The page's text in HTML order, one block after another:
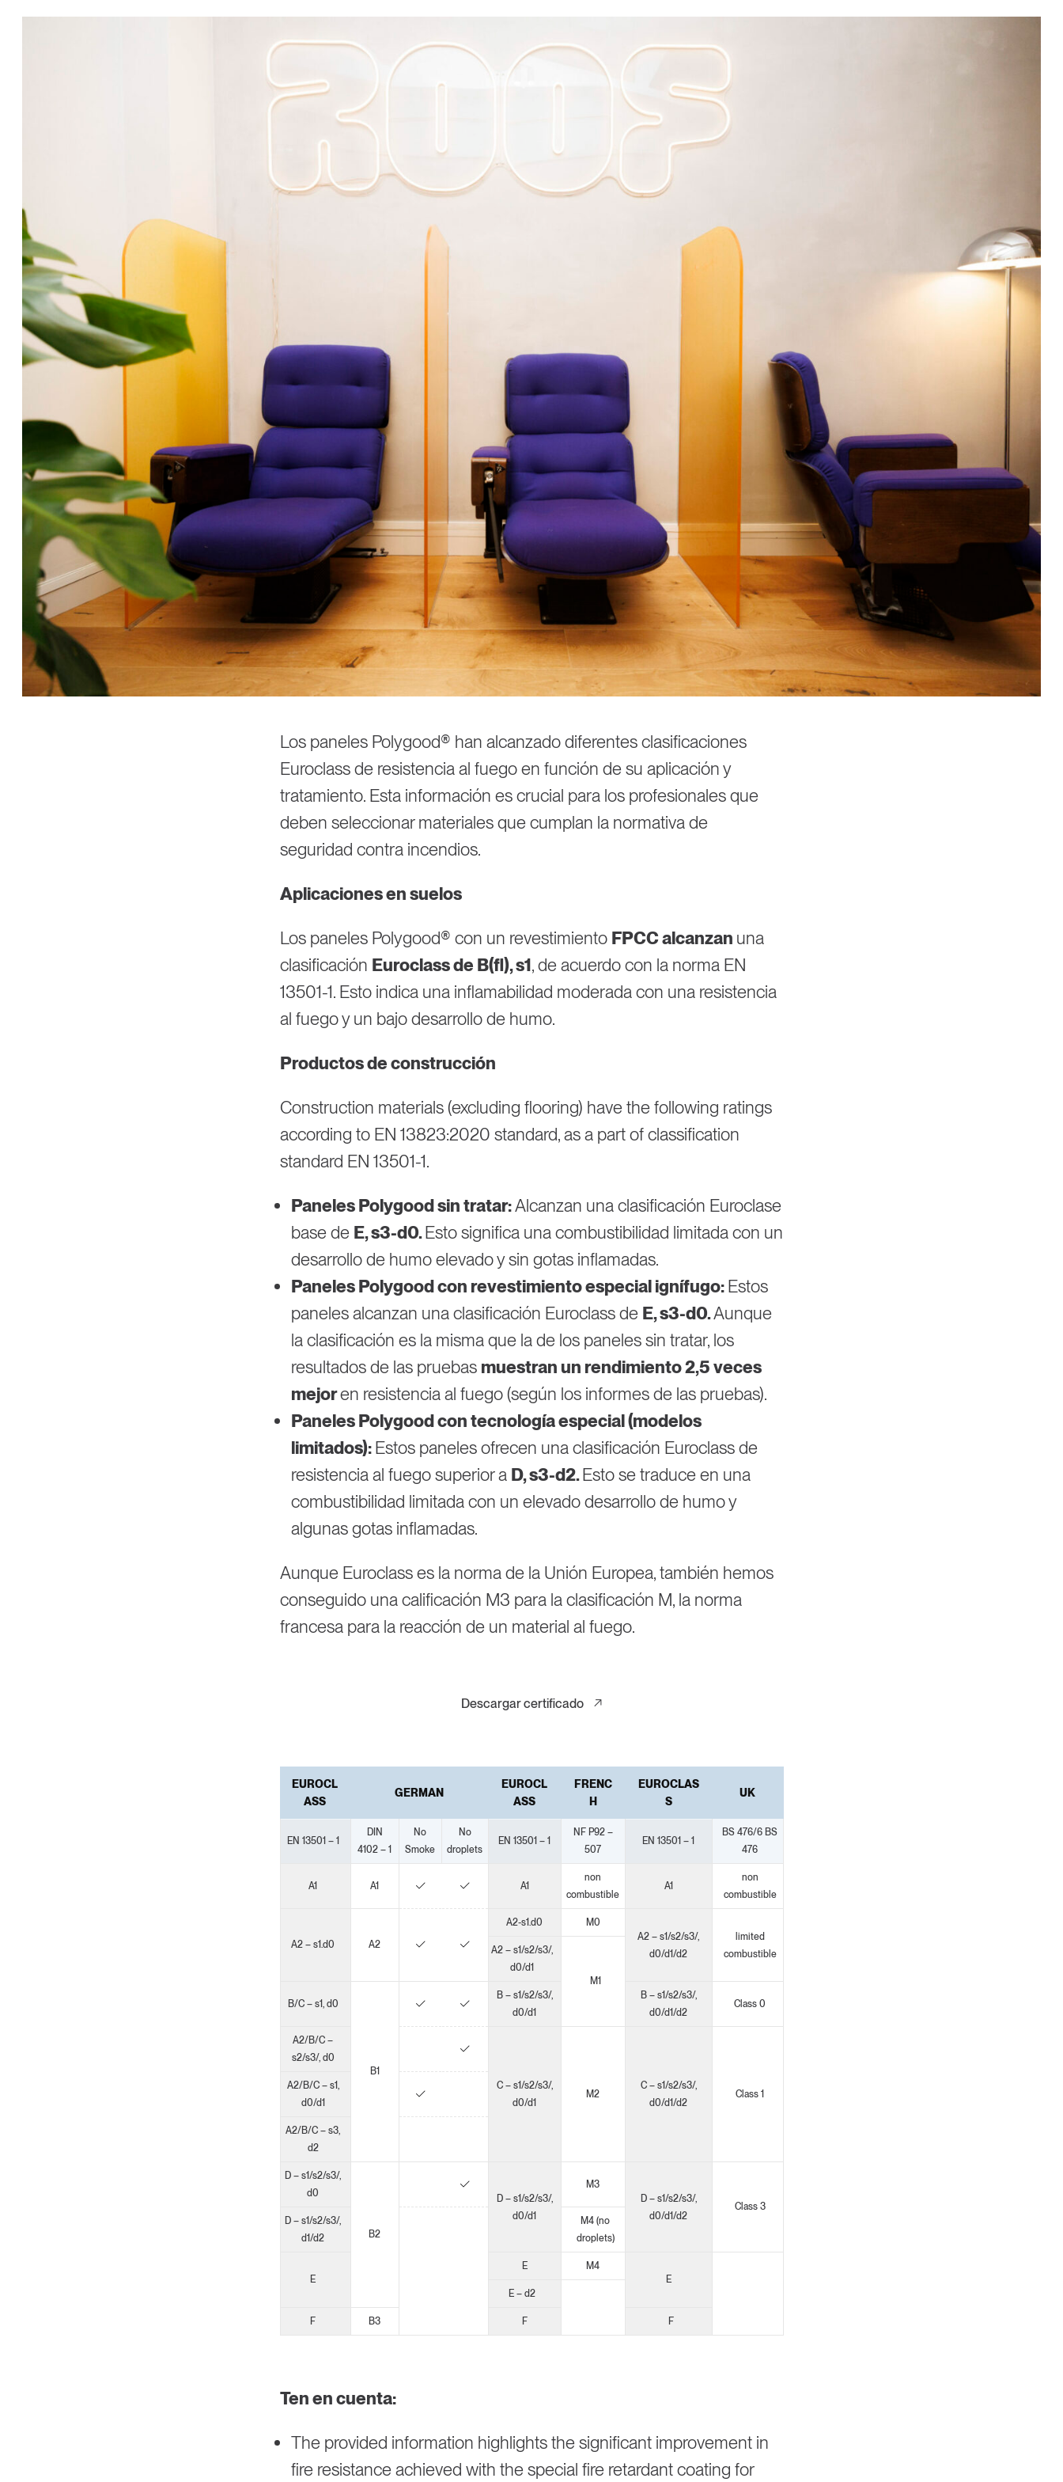
Los paneles Polygood® han alcanzado diferentes clasificaciones
Euroclass de resistencia al fuego en función de su aplicación y
tratamiento. Esta información es crucial para los profesionales que
deben seleccionar materiales que cumplan la normativa de
seguridad contra incendios.
Aplicaciones en suelos
Los paneles Polygood® con un revestimiento FPCC alcanzan una
clasificación Euroclass de B(fl), s1, de acuerdo con la norma EN
13501-1. Esto indica una inflamabilidad moderada con una resistencia
al fuego y un bajo desarrollo de humo.
Productos de construcción
Construction materials (excluding flooring) have the following ratings
according to EN 13823:2020 standard, as a part of classification
standard EN 13501-1.
Paneles Polygood sin tratar:Alcanzan una clasificación Euroclase
base de E, s3-d0.Esto significa una combustibilidad limitada con un
desarrollo de humo elevado y sin gotas inflamadas.
Paneles Polygood con revestimiento especial ignífugo:Estos
paneles alcanzan una clasificación Euroclass de E, s3-d0.Aunque
la clasificación es la misma que la de los paneles sin tratar, los
resultados de las pruebas muestran un rendimiento 2,5 veces
mejoren resistencia al fuego (según los informes de las pruebas).
Paneles Polygood con tecnología especial (modelos
limitados):Estos paneles ofrecen una clasificación Euroclass de
resistencia al fuego superior a D, s3-d2.Esto se traduce en una
combustibilidad limitada con un elevado desarrollo de humo y
algunas gotas inflamadas.
Aunque Euroclass es la norma de la Unión Europea, también hemos
conseguido una calificación M3 para la clasificación M, la norma
francesa para la reacción de un material al fuego.
Descargar certificado
EUROCL
ASS
GERMAN
EUROCL
ASS
FRENC
H
EUROCLAS
S
UK
EN 13501 – 1
DIN
4102 – 1
No
Smoke
No
droplets
EN 13501 – 1
NF P92 –
507
EN 13501 – 1
BS 476/6 BS
476
A1 A1 A1
non
combustible
A1
non
combustible
A2 – s1.d0 A2
A2-s1.d0
M0
A2 – s1/s2/s3/,
d0/d1/d2
limited
combustible
A2 – s1/s2/s3/,
d0/d1
M1
B/C – s1, d0
B1
B – s1/s2/s3/,
d0/d1
B – s1/s2/s3/,
d0/d1/d2
Class 0
A2/B/C –
s2/s3/, d0
C – s1/s2/s3/,
d0/d1
M2
C – s1/s2/s3/,
d0/d1/d2
Class 1
A2/B/C – s1,
d0/d1
A2/B/C – s3,
d2
D – s1/s2/s3/,
d0
B2
D – s1/s2/s3/,
d0/d1
M3
D – s1/s2/s3/,
d0/d1/d2
Class 3
D – s1/s2/s3/,
d1/d2
M4 (no
droplets)
E
E
M4
E
E – d2
F B3 F F
Ten en cuenta:
The provided information highlights the significant improvement in
fire resistance achieved with the special fire retardant coating for